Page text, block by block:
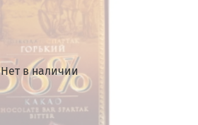
Нет в наличии